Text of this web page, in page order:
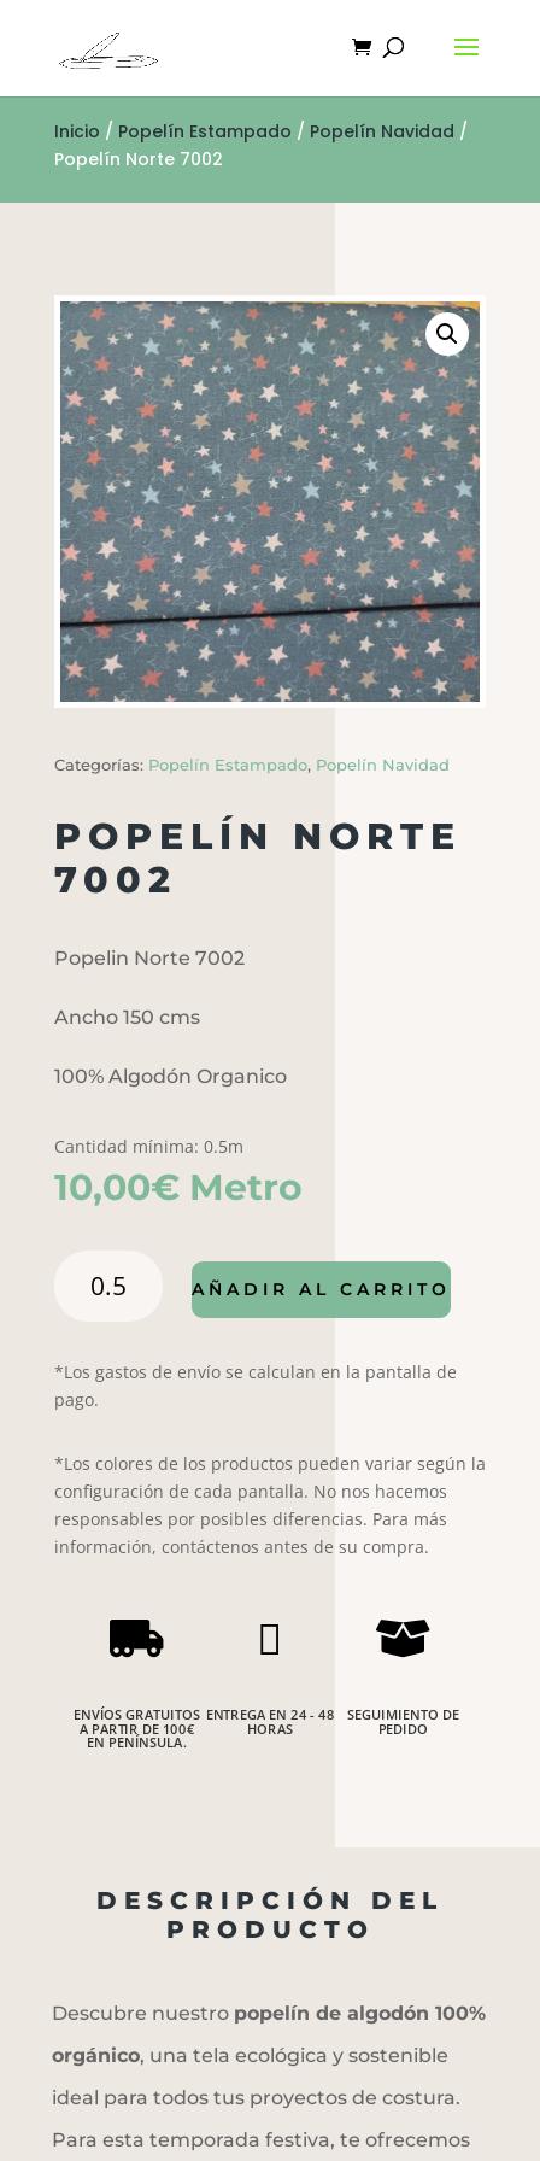
Inicio / Popelín Estampado / Popelín Navidad /
Popelín Norte 7002
Categorías: Popelín Estampado, Popelín Navidad
POPELÍN NORTE
7002
Popelin Norte 7002
Ancho 150 cms
100% Algodón Organico
Cantidad mínima: 0.5m
10,00€ Metro
Norte
AÑADIR AL CARRITO
*Los gastos de envío se calculan en la pantalla de
pago.
*Los colores de los productos pueden variar según la
configuración de cada pantalla. No nos hacemos
responsables por posibles diferencias. Para más
información, contáctenos antes de su compra.

ENVÍOS GRATUITOS
A PARTIR DE 100€
EN PENÍNSULA.

ENTREGA EN 24 - 48
HORAS

SEGUIMIENTO DE
PEDIDO
DESCRIPCIÓN DEL
PRODUCTO
Descubre nuestro popelín de algodón 100%
orgánico, una tela ecológica y sostenible
ideal para todos tus proyectos de costura.
Para esta temporada festiva, te ofrecemos